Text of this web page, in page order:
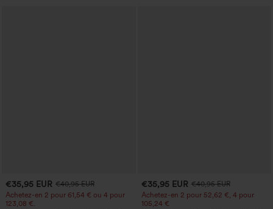
€35,95 EUR €40,95 EUR
Achetez-en 2 pour 61,54 € ou 4 pour
123,08 €.
€35,95 EUR €40,95 EUR
Achetez-en 2 pour 52,62 €, 4 pour
105,24 €